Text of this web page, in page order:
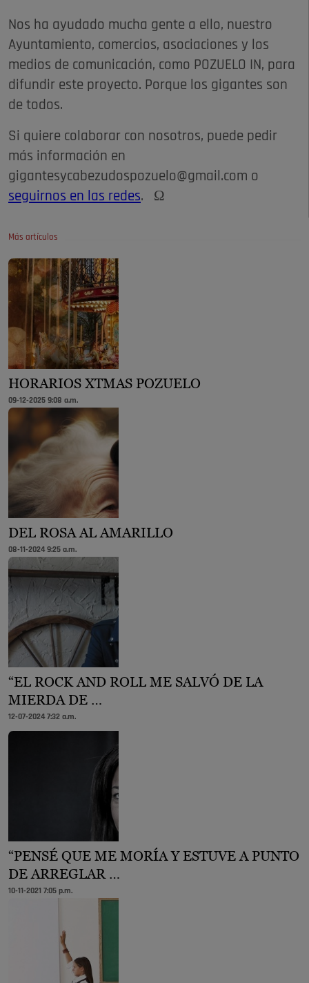
Nos ha ayudado mucha gente a ello, nuestro
Ayuntamiento, comercios, asociaciones y los
medios de comunicación, como POZUELO IN, para
difundir este proyecto. Porque los gigantes son
de todos.
Si quiere colaborar con nosotros, puede pedir
más información en
gigantesycabezudospozuelo@gmail.com o
seguirnos en las redes. Ω
Más artículos
HORARIOS XTMAS POZUELO
09-12-2025 9:08 a.m.
DEL ROSA AL AMARILLO
08-11-2024 9:25 a.m.
“EL ROCK AND ROLL ME SALVÓ DE LA
MIERDA DE …
12-07-2024 7:32 a.m.
“PENSÉ QUE ME MORÍA Y ESTUVE A PUNTO
DE ARREGLAR …
10-11-2021 7:05 p.m.